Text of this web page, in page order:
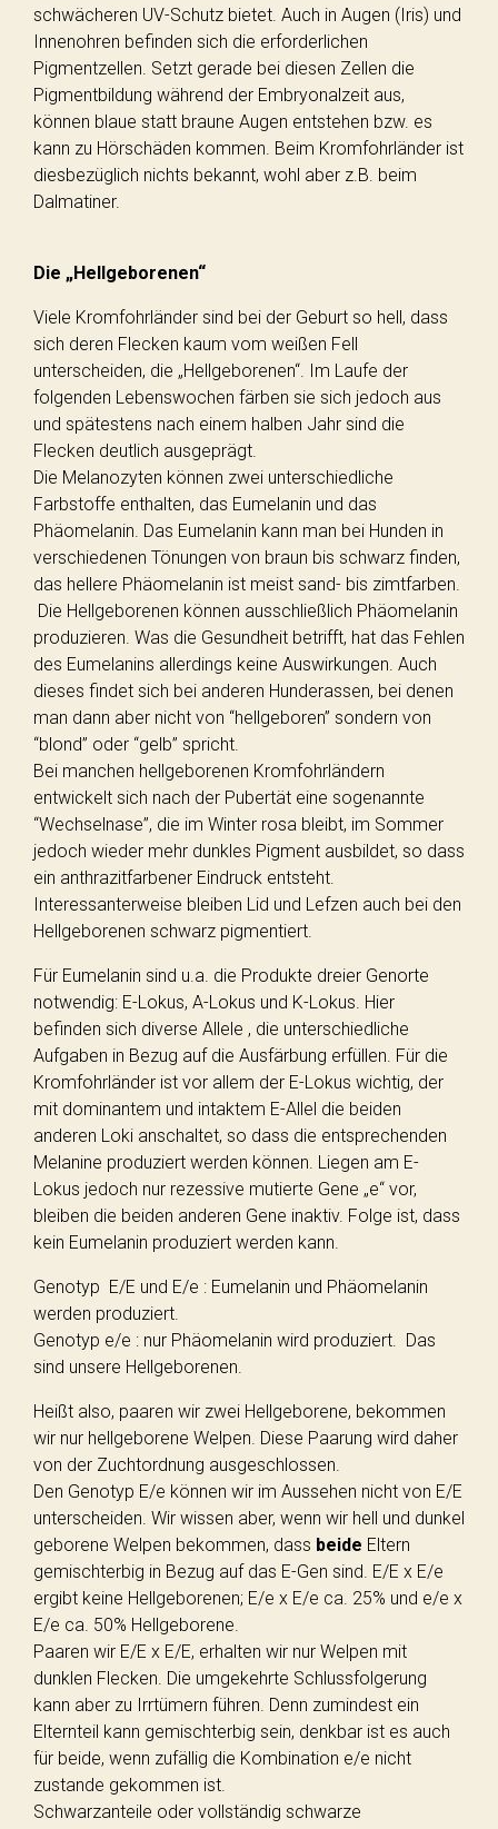
schwächeren UV-Schutz bietet. Auch in Augen (Iris) und
Innenohren befinden sich die erforderlichen
Pigmentzellen. Setzt gerade bei diesen Zellen die
Pigmentbildung während der Embryonalzeit aus,
können blaue statt braune Augen entstehen bzw. es
kann zu Hörschäden kommen. Beim Kromfohrländer ist
diesbezüglich nichts bekannt, wohl aber z.B. beim
Dalmatiner.
Die „Hellgeborenen“
Viele Kromfohrländer sind bei der Geburt so hell, dass
sich deren Flecken kaum vom weißen Fell
unterscheiden, die „Hellgeborenen“. Im Laufe der
folgenden Lebenswochen färben sie sich jedoch aus
und spätestens nach einem halben Jahr sind die
Flecken deutlich ausgeprägt.
Die Melanozyten können zwei unterschiedliche
Farbstoffe enthalten, das Eumelanin und das
Phäomelanin. Das Eumelanin kann man bei Hunden in
verschiedenen Tönungen von braun bis schwarz finden,
das hellere Phäomelanin ist meist sand- bis zimtfarben.
Die Hellgeborenen können ausschließlich Phäomelanin
produzieren. Was die Gesundheit betrifft, hat das Fehlen
des Eumelanins allerdings keine Auswirkungen. Auch
dieses findet sich bei anderen Hunderassen, bei denen
man dann aber nicht von “hellgeboren” sondern von
“blond” oder “gelb” spricht.
Bei manchen hellgeborenen Kromfohrländern
entwickelt sich nach der Pubertät eine sogenannte
“Wechselnase”, die im Winter rosa bleibt, im Sommer
jedoch wieder mehr dunkles Pigment ausbildet, so dass
ein anthrazitfarbener Eindruck entsteht.
Interessanterweise bleiben Lid und Lefzen auch bei den
Hellgeborenen schwarz pigmentiert.
Für Eumelanin sind u.a. die Produkte dreier Genorte
notwendig: E-Lokus, A-Lokus und K-Lokus. Hier
befinden sich diverse Allele , die unterschiedliche
Aufgaben in Bezug auf die Ausfärbung erfüllen. Für die
Kromfohrländer ist vor allem der E-Lokus wichtig, der
mit dominantem und intaktem E-Allel die beiden
anderen Loki anschaltet, so dass die entsprechenden
Melanine produziert werden können. Liegen am E-
Lokus jedoch nur rezessive mutierte Gene „e“ vor,
bleiben die beiden anderen Gene inaktiv. Folge ist, dass
kein Eumelanin produziert werden kann.
Genotyp E/E und E/e : Eumelanin und Phäomelanin
werden produziert.
Genotyp e/e : nur Phäomelanin wird produziert. Das
sind unsere Hellgeborenen.
Heißt also, paaren wir zwei Hellgeborene, bekommen
wir nur hellgeborene Welpen. Diese Paarung wird daher
von der Zuchtordnung ausgeschlossen.
Den Genotyp E/e können wir im Aussehen nicht von E/E
unterscheiden. Wir wissen aber, wenn wir hell und dunkel
geborene Welpen bekommen, dass beide Eltern
gemischterbig in Bezug auf das E-Gen sind. E/E x E/e
ergibt keine Hellgeborenen; E/e x E/e ca. 25% und e/e x
E/e ca. 50% Hellgeborene.
Paaren wir E/E x E/E, erhalten wir nur Welpen mit
dunklen Flecken. Die umgekehrte Schlussfolgerung
kann aber zu Irrtümern führen. Denn zumindest ein
Elternteil kann gemischterbig sein, denkbar ist es auch
für beide, wenn zufällig die Kombination e/e nicht
zustande gekommen ist.
Schwarzanteile oder vollständig schwarze